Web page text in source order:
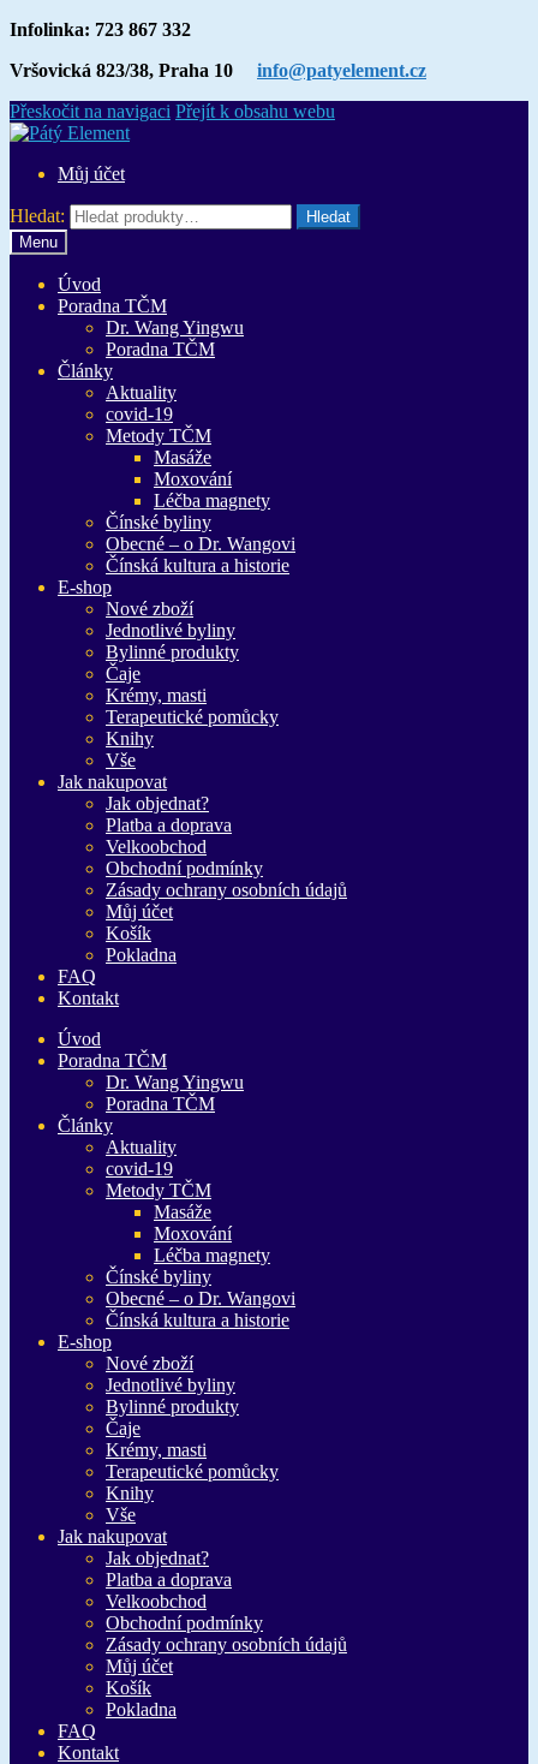
Infolinka: 723 867 332
Vršovická 823/38, Praha 10 info@patyelement.cz
Přeskočit na navigaci Přejít k obsahu webu
Můj účet
Hledat:
Hledat
Menu
Úvod
Poradna TČM
Dr. Wang Yingwu
Poradna TČM
Články
Aktuality
covid-19
Metody TČM
Masáže
Moxování
Léčba magnety
Čínské byliny
Obecné – o Dr. Wangovi
Čínská kultura a historie
E-shop
Nové zboží
Jednotlivé byliny
Bylinné produkty
Čaje
Krémy, masti
Terapeutické pomůcky
Knihy
Vše
Jak nakupovat
Jak objednat?
Platba a doprava
Velkoobchod
Obchodní podmínky
Zásady ochrany osobních údajů
Můj účet
Košík
Pokladna
FAQ
Kontakt
Úvod
Poradna TČM
Dr. Wang Yingwu
Poradna TČM
Články
Aktuality
covid-19
Metody TČM
Masáže
Moxování
Léčba magnety
Čínské byliny
Obecné – o Dr. Wangovi
Čínská kultura a historie
E-shop
Nové zboží
Jednotlivé byliny
Bylinné produkty
Čaje
Krémy, masti
Terapeutické pomůcky
Knihy
Vše
Jak nakupovat
Jak objednat?
Platba a doprava
Velkoobchod
Obchodní podmínky
Zásady ochrany osobních údajů
Můj účet
Košík
Pokladna
FAQ
Kontakt